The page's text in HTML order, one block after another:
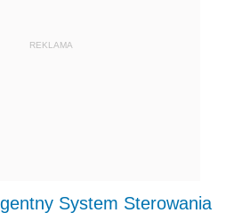
REKLAMA
System Sterowania